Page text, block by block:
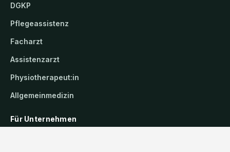
DGKP
Pflegeassistenz
Facharzt
Assistenzarzt
Physiotherapeut:in
Allgemeinmedizin
Für Unternehmen